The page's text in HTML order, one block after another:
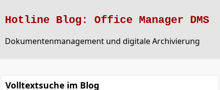
Hotline Blog: Office Manager DMS
Dokumentenmanagement und digitale Archivierung
Volltextsuche im Blog